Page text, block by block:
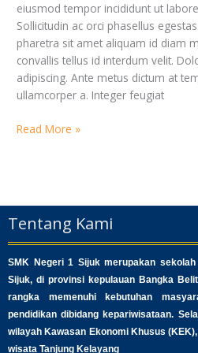
eiusmod tempor incididunt ut
Sollicitudin ac orci phasellus
pharetra sit amet aliquam id diam
convallis tellus id interdum velit.
adipiscing. Ante metus dictum at
ullamcorper a. Integer feugiat
Read More »
Tentang Kami
SMK Negeri 1 Sijuk merupakan
Sijuk, di provinsi kepulauan Bangka
rangka memenuhi kebutuhan
pendidikan dibidang kepariwisataan.
wilayah Kawasan Ekonomi Khusus
wisata Tanjung Kelayang